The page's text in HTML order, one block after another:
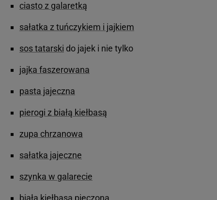
ciasto z galaretką
sałatka z tuńczykiem i jajkiem
sos tatarski do jajek i nie tylko
jajka faszerowana
pasta jajeczna
pierogi z białą kiełbasą
zupa chrzanowa
sałatka jajeczne
szynka w galarecie
biała kiełbasa pieczona